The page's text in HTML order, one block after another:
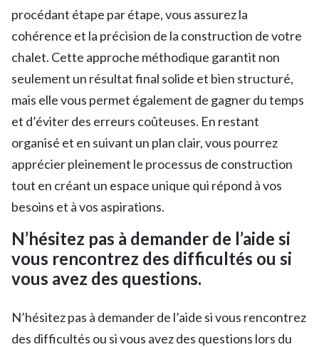
procédant étape par étape, vous assurez la
cohérence et la précision de la construction de votre
chalet. Cette approche méthodique garantit non
seulement un résultat final solide et bien structuré,
mais elle vous permet également de gagner du temps
et d’éviter des erreurs coûteuses. En restant
organisé et en suivant un plan clair, vous pourrez
apprécier pleinement le processus de construction
tout en créant un espace unique qui répond à vos
besoins et à vos aspirations.
N’hésitez pas à demander de l’aide si
vous rencontrez des difficultés ou si
vous avez des questions.
N’hésitez pas à demander de l’aide si vous rencontrez
des difficultés ou si vous avez des questions lors du